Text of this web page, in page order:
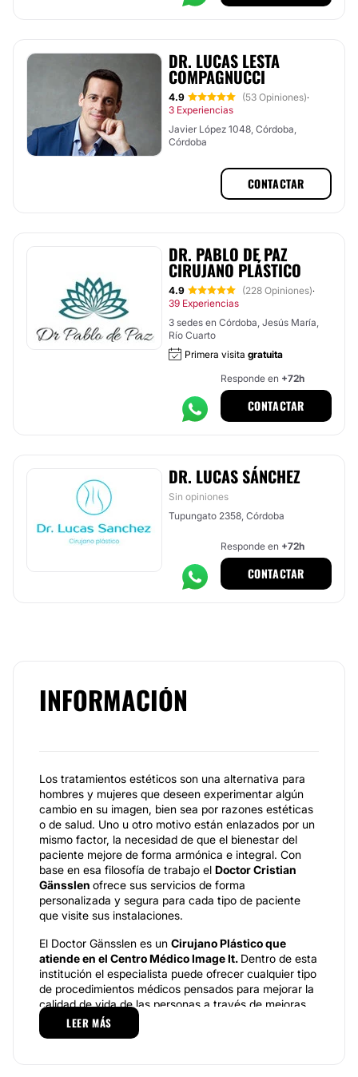
DR. LUCAS LESTA
COMPAGNUCCI
4.9 (53 Opiniones)·
3 Experiencias
Javier López 1048, Córdoba,
Córdoba
CONTACTAR
DR. PABLO DE PAZ
CIRUJANO PLÁSTICO
4.9 (228 Opiniones)·
39 Experiencias
3 sedes en Córdoba, Jesús María,
Río Cuarto
Primera visita gratuita
Responde en +72h
CONTACTAR
DR. LUCAS SÁNCHEZ
Sin opiniones
Tupungato 2358, Córdoba
Responde en +72h
CONTACTAR
INFORMACIÓN
Los tratamientos estéticos son una alternativa para
hombres y mujeres que deseen experimentar algún
cambio en su imagen, bien sea por razones estéticas
o de salud. Uno u otro motivo están enlazados por un
mismo factor, la necesidad de que el bienestar del
paciente mejore de forma armónica e integral. Con
base en esa filosofía de trabajo el Doctor Cristian
Gänsslen ofrece sus servicios de forma
personalizada y segura para cada tipo de paciente
que visite sus instalaciones.
El Doctor Gänsslen es un Cirujano Plástico que
atiende en el Centro Médico Image It. Dentro de esta
institución el especialista puede ofrecer cualquier tipo
de procedimientos médicos pensados para mejorar la
calidad de vida de las personas a través de mejoras
en su imagen. Para ello cuenta con los recursos
técnicos necesarios, el respaldo de un cuerpo de
LEER MÁS